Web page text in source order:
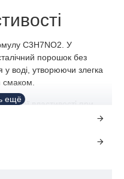
C3H7NO2. У
порошок без
у воді, утворюючи злегка
смаком.
свої властивості при
швидко деградує під
його слід зберігати